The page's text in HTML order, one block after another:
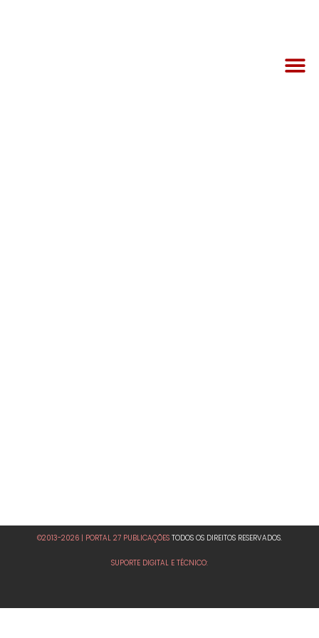
©2013-2026 | PORTAL 27 PUBLICAÇÕES TODOS OS DIREITOS RESERVADOS.
SUPORTE DIGITAL E TÉCNICO: